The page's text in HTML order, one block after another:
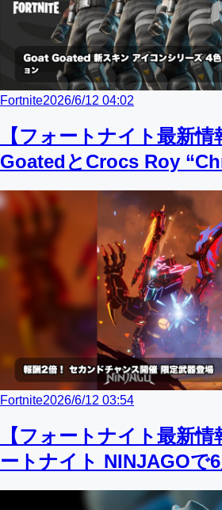
Fortnite2026/6/12 04:02
【フォートナイト最新
GoatedとCrocs Roy
Fortnite2026/6/12 03:54
【フォートナイト最新
ートナイト NINJAGOで